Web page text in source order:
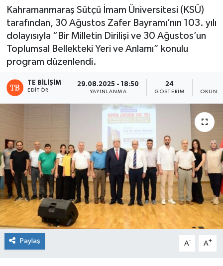
Kahramanmaraş Sütçü İmam Üniversitesi (KSÜ)
tarafından, 30 Ağustos Zafer Bayramı’nın 103. yılı
dolayısıyla “Bir Milletin Dirilişi ve 30 Ağustos’un
Toplumsal Bellekteki Yeri ve Anlamı” konulu
program düzenlendi.
TE BILIŞIM
EDITÖR
29.08.2025 - 18:50
YAYINLANMA
24
GÖSTERIM
Paylaş A- A+
Son Dakika Haberleri
Haber Arşivi